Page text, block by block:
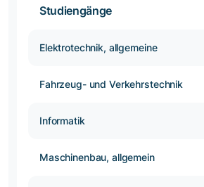
Studiengänge
Elektrotechnik, allgemeine
Fahrzeug- und Verkehrstechnik
Informatik
Maschinenbau, allgemein